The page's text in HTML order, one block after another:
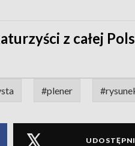
z całej
#plener